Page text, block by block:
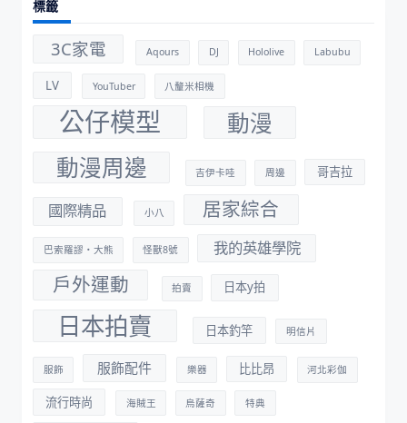
標籤
3C家電 Aqours DJ Hololive Labubu
LV YouTuber 八釐米相機
公仔模型
動漫
動漫周邊
吉伊卡哇 周邊 哥吉拉
國際精品 小八 居家綜合
巴索羅謬・大熊 怪獸8號 我的英雄學院
戶外運動 拍賣 日本y拍
日本拍賣 日本釣竿 明信片
服飾 服飾配件 樂器 比比昂 河北彩伽
流行時尚 海賊王 烏薩奇 特典